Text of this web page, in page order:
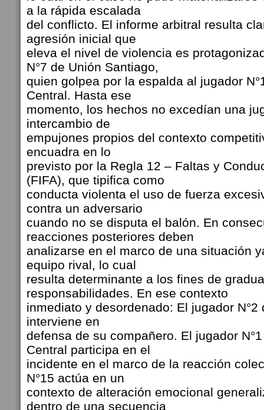
a la rápida escalada
del conflicto. El informe arbitral resulta
agresión inicial que
eleva el nivel de violencia es
N°7 de Unión Santiago,
quien golpea por la espalda al jugador
Central. Hasta ese
momento, los hechos no excedían una
intercambio de
empujones propios del contexto
encuadra en lo
previsto por la Regla 12 – Faltas y
(FIFA), que tipifica como
conducta violenta el uso de fuerza
contra un adversario
cuando no se disputa el balón. En
reacciones posteriores deben
analizarse en el marco de una situación
equipo rival, lo cual
resulta determinante a los fines de
responsabilidades. En ese contexto
inmediato y desordenado: El jugador N°2
interviene en
defensa de su compañero. El jugador
Central participa en el
incidente en el marco de la reacción
N°15 actúa en un
contexto de alteración emocional
dentro de una secuencia